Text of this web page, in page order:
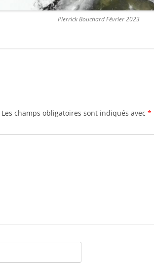
Pierrick Bouchard Février 2023
Les champs obligatoires sont indiqués avec *